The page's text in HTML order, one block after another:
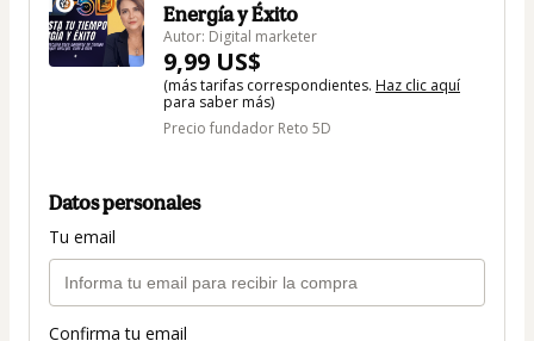
Energía y Éxito
Autor: Digital marketer
9,99 US$
(más tarifas correspondientes. Haz clic aquí
para saber más)
Precio fundador Reto 5D
Datos personales
Tu email
Confirma tu email